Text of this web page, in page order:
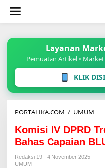
konten
Layanan
Pemuatan Artikel •
KLIK
PORTALIKA.COM / UMUM
Komisi IV DPRD
Bahas Capaian
Redaksi 19
4 November 2025
UMUM